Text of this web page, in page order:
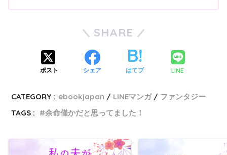
SHARE
ポスト シェア はてブ LINE
CATEGORY : ebookjapan LINEマンガ
ファンタジー
TAGS :
余命僅かだと思ってました！